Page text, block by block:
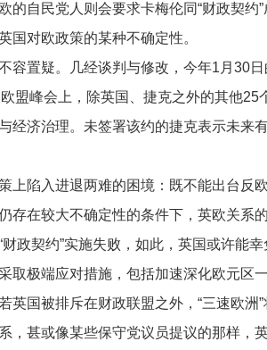
自民党人则会要求卡梅伦同“财政契
国对欧政策的某种不确定性。
置疑。几经谈判与修改，今年1月30
盟峰会上，除英国、捷克之外的其他25
济治理。未签署该约的捷克表示未来
陷入进退两难的困境：既不能出台反
在较大不确定性的条件下，英欧关系
政契约”实施失败，如此，英国或许能
极端应对措施，包括加速深化欧元区
国被排斥在财政联盟之外，“三速欧
甚或像某些保守党议员提议的那样，